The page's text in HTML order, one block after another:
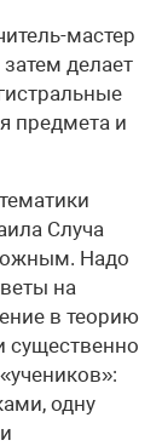
мастер
делает
предмета и
Случа
Надо
на
в теорию
существенно
одну